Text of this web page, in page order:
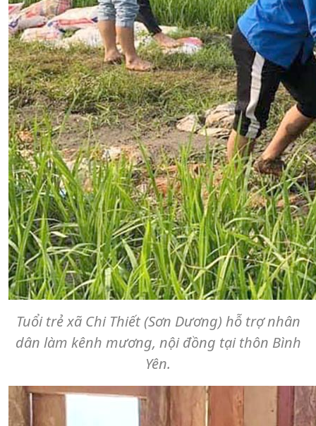
Tuổi trẻ xã Chi Thiết (Sơn Dương) hỗ trợ nhân
dân làm kênh mương, nội đồng tại thôn Bình
Yên.